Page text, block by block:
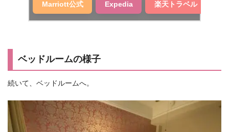
Marriott公式 Expedia 楽天トラベル
ベッドルームの様子
続いて、ベッドルームへ。